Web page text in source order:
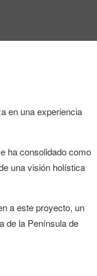
en una experiencia
ha consolidado como
una visión holística
a este proyecto, un
de la Península de